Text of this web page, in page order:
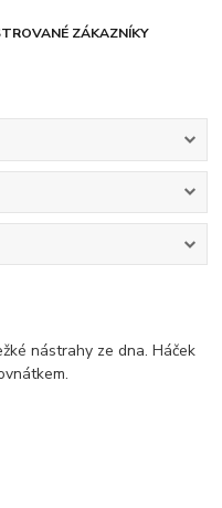
ZÁKAZNÍKY
nástrahy ze dna. Háček